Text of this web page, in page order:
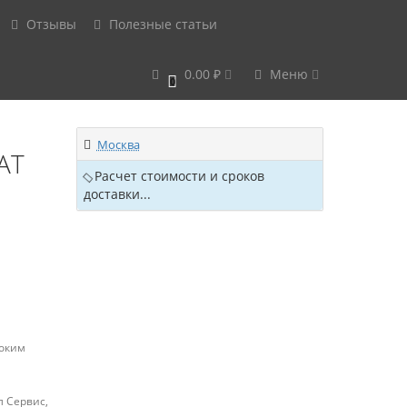
Отзывы Полезные статьи
0 0.00 ₽ Меню
Сервис,
Москва
Расчет стоимости и сроков
доставки...